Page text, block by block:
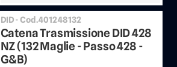
DID - Cod.401248132
Catena Trasmissione DID 428
NZ (132 Maglie - Passo 428 -
G&B)